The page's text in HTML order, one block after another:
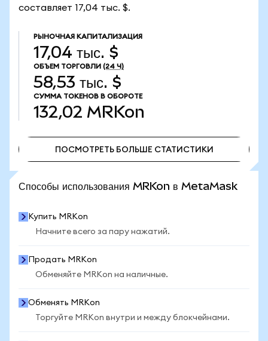
составляет 17,04 тыс. $.
РЫНОЧНАЯ КАПИТАЛИЗАЦИЯ
17,04 тыс. $
ОБЪЕМ ТОРГОВЛИ (24 Ч)
58,53 тыс. $
СУММА ТОКЕНОВ В ОБОРОТЕ
132,02 MRKon
ПОСМОТРЕТЬ БОЛЬШЕ СТАТИСТИКИ
Способы использования MRKon в MetaMask
Купить MRKon
Начните всего за пару нажатий.
Продать MRKon
Обменяйте MRKon на наличные.
Обменять MRKon
Торгуйте MRKon внутри и между блокчейнами.